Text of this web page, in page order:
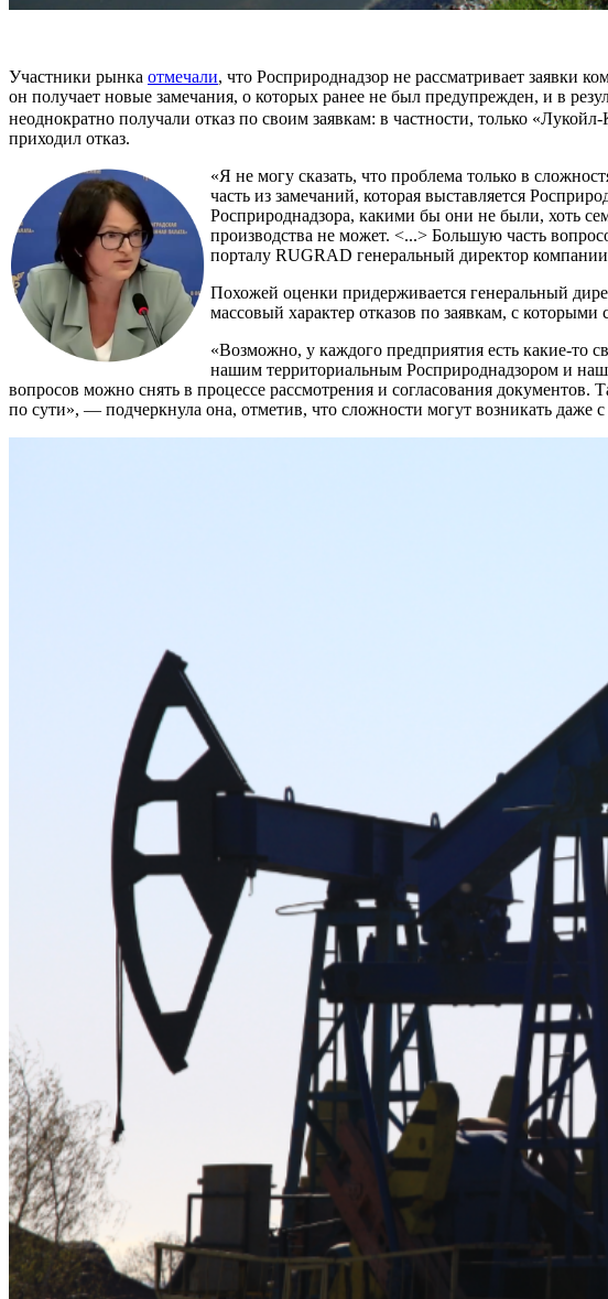
Участники рынка отмечали, что Росприроднадзор не рассматривает заявки
он получает новые замечания, о которых ранее не был предупрежден, и в
неоднократно получали отказ по своим заявкам: в частности, только
приходил отказ.
«Я не могу сказать, что проблема только в
часть из замечаний, которая выставляется
Росприроднадзора, какими бы они не были, хоть
производства не может. <...> Большую часть
порталу RUGRAD генеральный директор
Похожей оценки придерживается генеральный
массовый характер отказов по заявкам, с
«Возможно, у каждого предприятия есть какие-то
нашим территориальным Росприроднадзором и
вопросов можно снять в процессе рассмотрения и согласования документов.
по сути», — подчеркнула она, отметив, что сложности могут возникать даже